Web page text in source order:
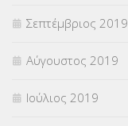
Σεπτέμβριος 2019
Αύγουστος 2019
Ιούλιος 2019